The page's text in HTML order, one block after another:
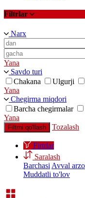
Filtrlar
Narx
Yana
Savdo turi
Chakana
Ulgurji
Yana
Chegirma miqdori
Barcha chegirmalar
Yana
Filtrni qo'llash Tozalash
Firtrlar
Saralash
Barchasi Avval
Muddatli to'lov